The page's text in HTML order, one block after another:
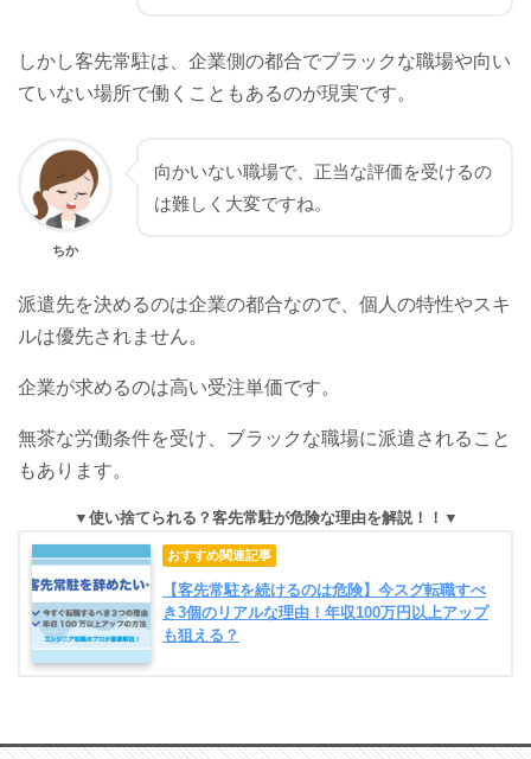
しかし客先常駐は、企業側の都合でブラックな職場や向い
ていない場所で働くこともあるのが現実です。
ちか
向かいない職場で、正当な評価を受けるの
は難しく大変ですね。
派遣先を決めるのは企業の都合なので、個人の特性やスキ
ルは優先されません。
企業が求めるのは高い受注単価です。
無茶な労働条件を受け、ブラックな職場に派遣されること
もあります。
使い捨てられる？客先常駐が危険な理由を解説！！
【客先常駐を続けるのは危険】今スグ転職すべ
き3個のリアルな理由！年収100万円以上アップ
も狙える？